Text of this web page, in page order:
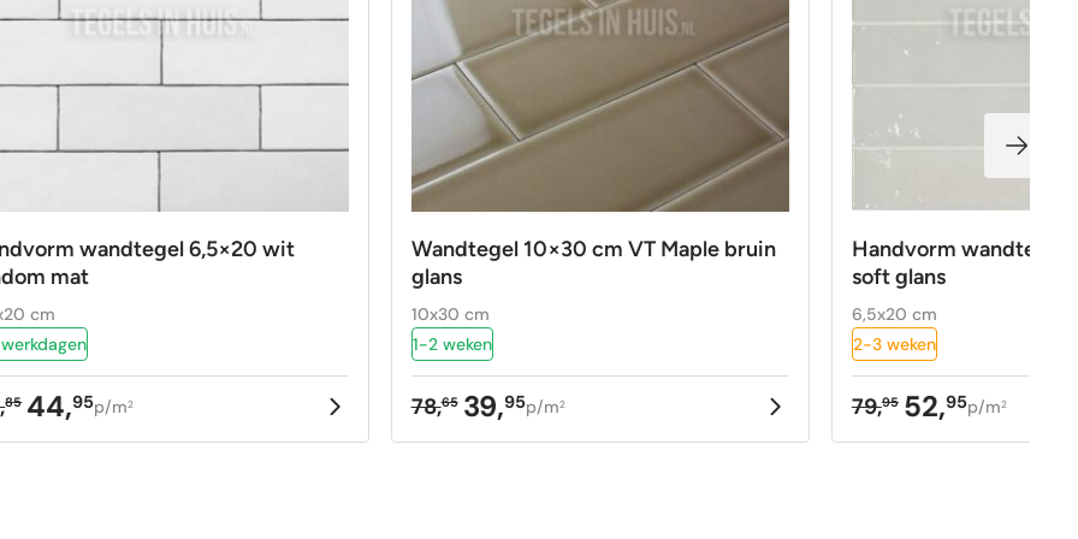
wandtegel 6,5×20 wit
mat
cm
85 44,95p/m2
Wandtegel 10×30 cm VT Maple bruin
glans
10x30 cm
1-2 weken
78,65
Oorspronkelijke
prijs
39,95
Huidige
prijs
p/m2
Handvorm wandtegel
soft glans
6,5x20 cm
2-3 weken
79,95
Oorspronkelijke
prijs
52,95
Huidige
prijs
p/m2